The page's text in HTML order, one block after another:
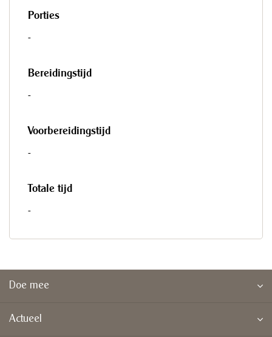
Porties
-
Bereidingstijd
-
Voorbereidingstijd
-
Totale tijd
-
Doe mee
Actueel